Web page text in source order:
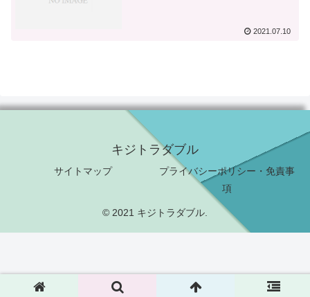
2021.07.10
キジトラダブル
サイトマップ
プライバシーポリシー・免責事
項
© 2021 キジトラダブル.